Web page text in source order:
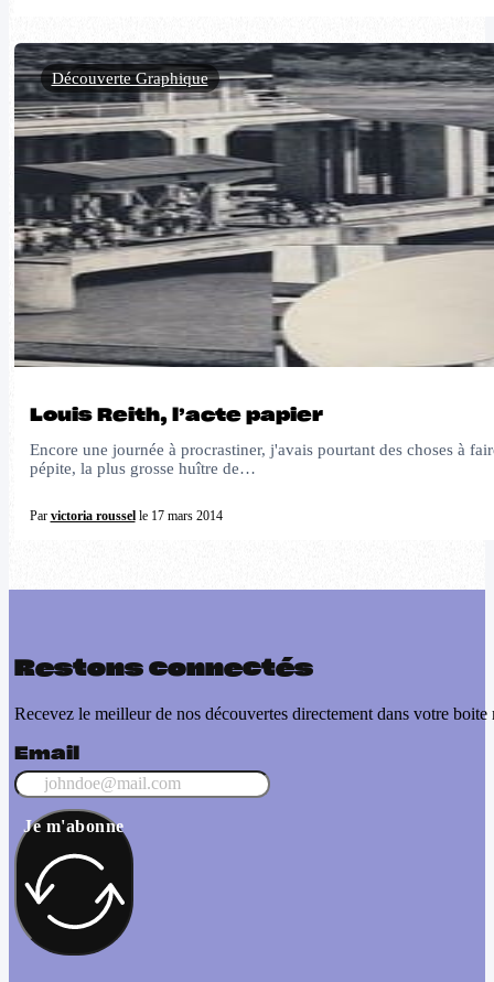
Louis Reith, l’acte papier
Encore une journée à procrastiner, j'avais pourtant des choses à
pépite, la plus grosse huître de…
Par victoria rousselle 17 mars 2014
Découverte Graphique
Restons connectés
Recevez le meilleur de nos découvertes directement dans votre boite
Email
Je m'abonne